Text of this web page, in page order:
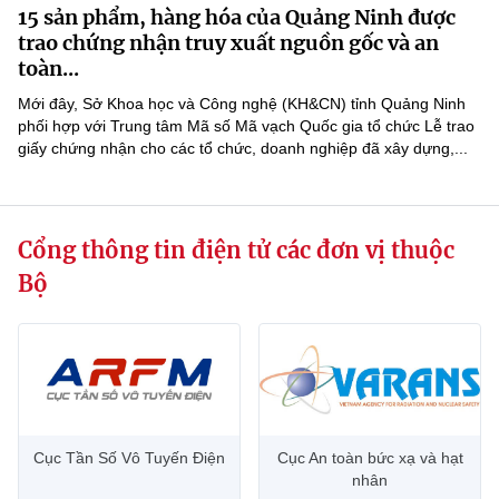
Sở Khoa học và Công nghệ
Chuyển đổi số
Sở hữu trí tuệ
Năng lượng nguyên tử
Tin địa phương
Văn bản QPPL
Văn bản chỉ đạo điều hành
Lấy ý kiến người dân về dự thảo VBQPPL
MST IOFFICE
THỐNG KÊ
Khoa học và Công nghệ
Chuyển đổi số
Bưu chính, Viễn thông
Tiêu chuẩn, đo lường, chất lượng
Năng lượng nguyên tử
Multimedia
Videos
Nhiệm vụ trọng tâm
15 sản phẩm, hàng hóa của Quảng Ninh được
trao chứng nhận truy xuất nguồn gốc và an
toàn...
Mới đây, Sở Khoa học và Công nghệ (KH&CN) tỉnh Quảng Ninh
phối hợp với Trung tâm Mã số Mã vạch Quốc gia tổ chức Lễ trao
giấy chứng nhận cho các tổ chức, doanh nghiệp đã xây dựng,...
Cổng thông tin điện tử các đơn vị thuộc
Bộ
Cục Tần Số Vô Tuyến Điện
Cục An toàn bức xạ và hạt
nhân